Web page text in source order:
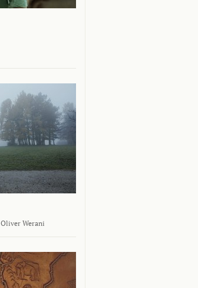
Oliver Werani